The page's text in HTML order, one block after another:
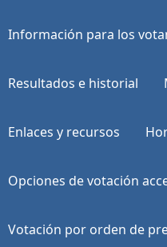
Información para los
Resultados e historial
Enlaces y recursos
Opciones de votación
Votación por orden de